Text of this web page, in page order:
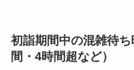
初詣期間中の混雑待
間・4時間超など）